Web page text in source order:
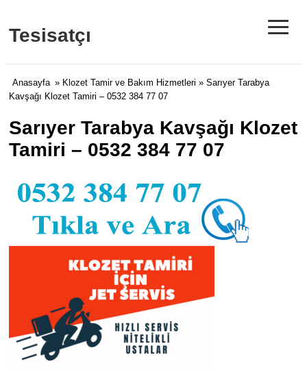
Tesisatçı ≡
Anasayfa » Klozet Tamir ve Bakım Hizmetleri » Sarıyer Tarabya
Kavşağı Klozet Tamiri – 0532 384 77 07
Sarıyer Tarabya Kavşağı Klozet
Tamiri – 0532 384 77 07